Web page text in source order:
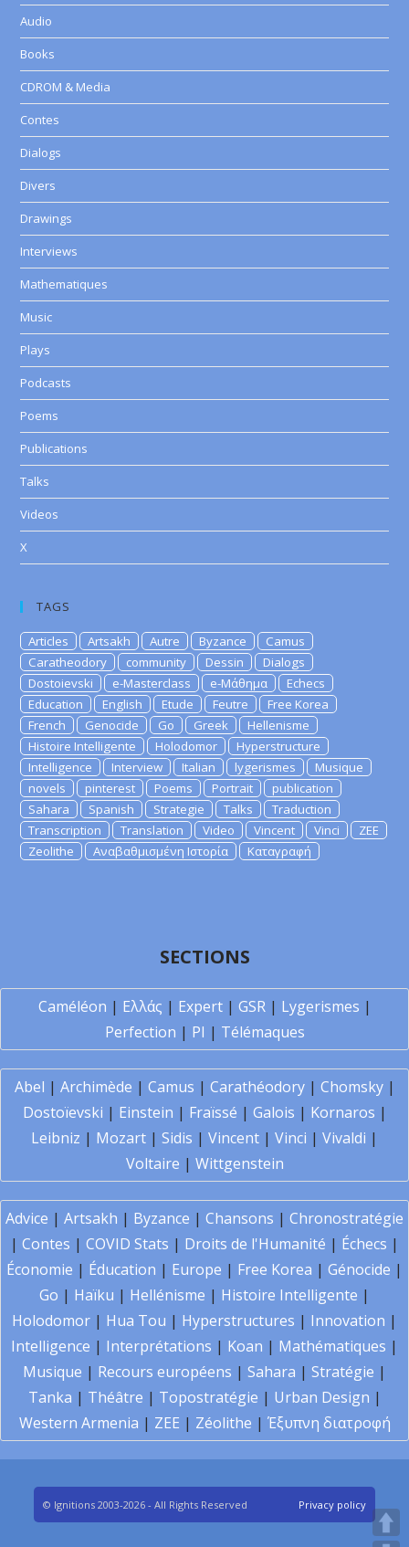
Audio
Books
CDROM & Media
Contes
Dialogs
Divers
Drawings
Interviews
Mathematiques
Music
Plays
Podcasts
Poems
Publications
Talks
Videos
X
TAGS
Articles Artsakh Autre Byzance
Camus
Caratheodory
community Dessin
Dialogs
Dostoievski
e-Masterclass e-Μάθημα
Echecs
Education
English Etude Feutre
Free Korea
French
Genocide Go Greek
Hellenisme
Histoire Intelligente
Holodomor
Hyperstructure
Intelligence
Interview Italian lygerismes
Musique
novels
pinterest Poems Portrait
publication
Sahara
Spanish Strategie Talks
Traduction
Transcription
Translation Video Vincent Vinci
ZEE
Zeolithe
Αναβαθμισμένη Ιστορία Καταγραφή
SECTIONS
Caméléon | Ελλάς | Expert| GSR| Lygerismes |
Perfection | PI | Télémaques
Abel | Archimède | Camus | Carathéodory| Chomsky|
Dostoïevski | Einstein | Fraïssé | Galois | Kornaros |
Leibniz | Mozart | Sidis | Vincent | Vinci | Vivaldi |
Voltaire | Wittgenstein
Advice | Artsakh | Byzance | Chansons | Chronostratégie
| Contes | COVID Stats | Droits de l'Humanité | Échecs |
Économie | Éducation | Europe | Free Korea | Génocide |
Go | Haïku | Hellénisme | Histoire Intelligente |
Holodomor | Hua Tou | Hyperstructures | Innovation |
Intelligence | Interprétations | Koan | Mathématiques |
Musique | Recours européens | Sahara | Stratégie |
Tanka | Théâtre | Topostratégie | Urban Design |
Western Armenia | ZEE | Zéolithe | Έξυπνη διατροφή
© Ignitions 2003-2026 - All Rights Reserved Privacy policy